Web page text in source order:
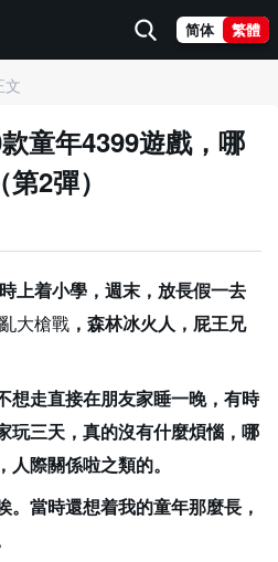
简体 繁體
文
童年4399遊戲，哪
2彈）
上着小學，週末，放長假一去
大槍戰 ，森林冰火人，屁王兄
想走直接在朋友家睡一晚，有時
玩三天，真的沒有什麼煩惱，哪
際關係啦之類的。
當時還想着我的童年那麼長，